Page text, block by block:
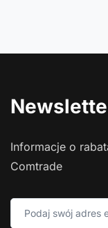
Informacje o
Comtrade
Podaj swój adres